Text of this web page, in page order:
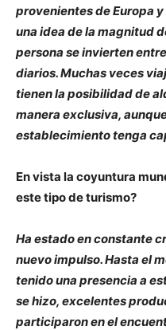
provenientes de Europa
una idea de la magnitud
persona se invierten
diarios. Muchas veces
tienen la posibilidad de
manera exclusiva,
establecimiento tenga
En vista la coyuntura
este tipo de turismo?
Ha estado en constante
nuevo impulso. Hasta el
tenido una presencia a
se hizo, excelentes
participaron en el